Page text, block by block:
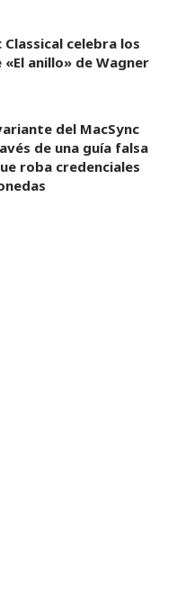
Classical celebra los
«El anillo» de Wagner
del MacSync
de una guía falsa
roba credenciales